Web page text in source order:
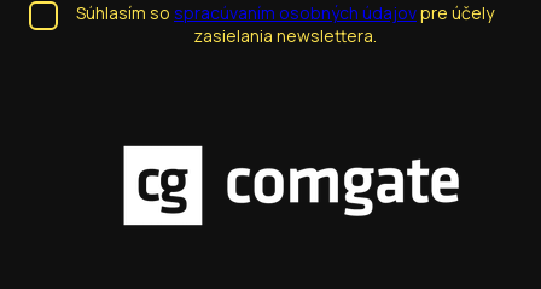
Súhlasím so spracúvaním osobných údajovpre účely
zasielania newslettera.